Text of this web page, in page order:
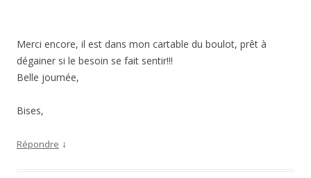
Merci encore, il est dans mon cartable du boulot, prêt à
dégainer si le besoin se fait sentir!!!
Belle journée,
Bises,
Répondre ↓